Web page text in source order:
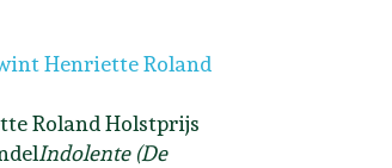
Henriette Roland
Roland Holstprijs
Indolente (De